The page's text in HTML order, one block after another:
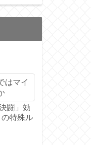
はマイ
闘」効
特殊ル